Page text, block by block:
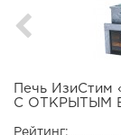
Печь
С ОТКРЫТЫМ
Рейтинг: